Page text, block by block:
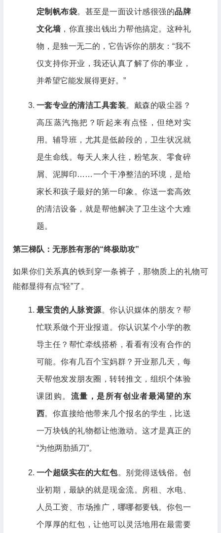
定制帆布袋。甚至是一面设计感很强的品牌
文化墙，你直接出钱出力帮他搞定。这种礼
物，是独一无二的，它告诉你的朋友：“我不
仅支持你开业，我还认真了解了你的事业，
并希望它能发展得更好。”
一套专业的清洁工具套装。戴森的吸尘器？
高压蒸汽拖把？听起来有点怪，但绝对实
用。辅导班，尤其是低龄段的，卫生状况就
是生命线。每天人来人往，粉笔灰、零食碎
屑、泥脚印……一个干净整洁的环境，是给
家长和孩子最好的第一印象。你送一套高效
的清洁设备，就是帮他解决了卫生这个大难
题。
第三梯队：无形胜有形的“终极助攻”
如果你们关系真的铁到穿一条裤子，那物质上的礼物可
能都显得有点“轻”了。
最宝贵的人脉资源。你认识媒体的朋友？帮
忙联系做个开业报道。你认识某个小学的教
导主任？帮忙牵线搭桥，看看有没有合作的
可能。你有几百个宝妈群？开业那几天，每
天帮他发发朋友圈，转转推文，组织个体验
课团购。 流量，是所有创业者最渴望的东
西。你直接给他带来几个报名的学生，比送
一万块钱的礼物都让他激动。这才是真正的
“为他两肋插刀”。
一个超级实在的大红包。别觉得送钱俗。创
业初期，最缺的就是现金流。房租、水电、
人员工资、市场推广，哪哪都要钱。你包一
个厚厚的红包，让他可以灵活地用在最需要